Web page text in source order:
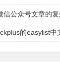
公众号文章的复杂
的easylist中文版维